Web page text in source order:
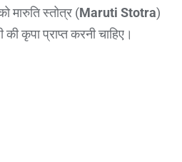
मारुति स्तोत्र (Maruti Stotra)
कृपा प्राप्त करनी चाहिए।